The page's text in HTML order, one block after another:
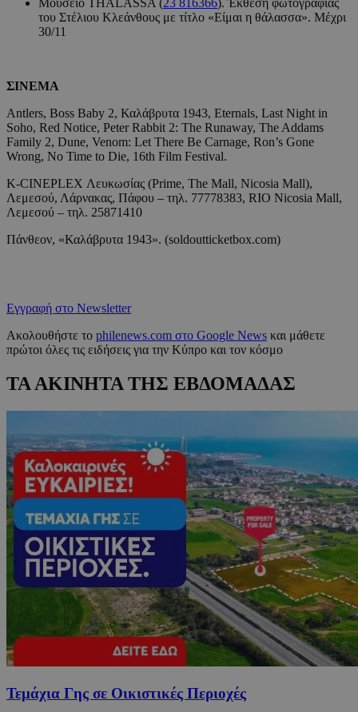
Μουσείο THALASSA (23 816366). Έκθεση φωτογραφίας
του Στέλιου Κλεάνθους με τίτλο «Είμαι η θάλασσα». Μέχρι
30/11
ΣΙΝΕΜΑ
Antlers, Boss Baby 2, Καλάβρυτα 1943, Eternals, Last Night in
Soho, Red Notice, Peter Rabbit 2: The Runaway, The Addams
Family 2, Dune, Venom: Let There Be Carnage, Ron’s Gone
Wrong, No Time to Die, 16th Film Festival.
K-CINEPLEX Λευκωσίας (Prime, The Mall, Nicosia Mall),
Λεμεσού, Λάρνακας, Πάφου – τηλ. 77778383, RIO Nicosia Mall,
Λεμεσού – τηλ. 25871410
Πάνθεον, «Καλάβρυτα 1943». (soldoutticketbox.com)
Εγγραφή στο Newsletter
Ακολουθήστε το philenews.com στο Google News και μάθετε
πρώτοι όλες τις ειδήσεις για την Κύπρο και τον κόσμο
ΤΑ ΑΚΙΝΗΤΑ ΤΗΣ ΕΒΔΟΜΑΔΑΣ
Τεμάχια Γης σε Οικιστικές Περιοχές